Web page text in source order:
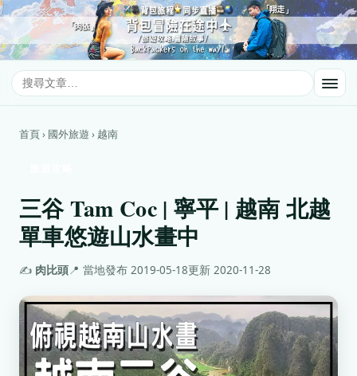
首頁 › 國外旅遊 › 越南
三谷 Tam Coc | 寧平 | 越南 北越
單車悠遊山水畫中
✍️ 肉比頭📍 當地發布 2019-05-18更新 2020-11-28